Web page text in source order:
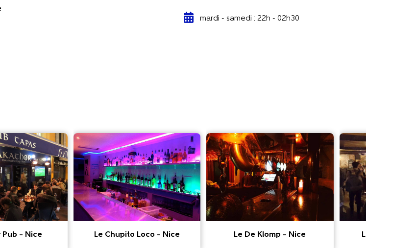
mardi - samedi : 22h - 02h30
Pub – Nice Le Chupito Loco – Nice Le De Klomp – Nice Le Paddy’s